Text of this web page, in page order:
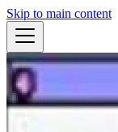
Skip to main content